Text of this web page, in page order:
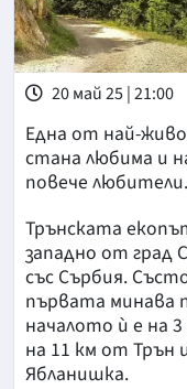
20 май 25 | 21:00
Една от най-
стана любима и
повече любители.
Трънската
западно от град
със Сърбия.
първата минава
началото ѝ е на
на 11 км от Трън
Ябланишка.